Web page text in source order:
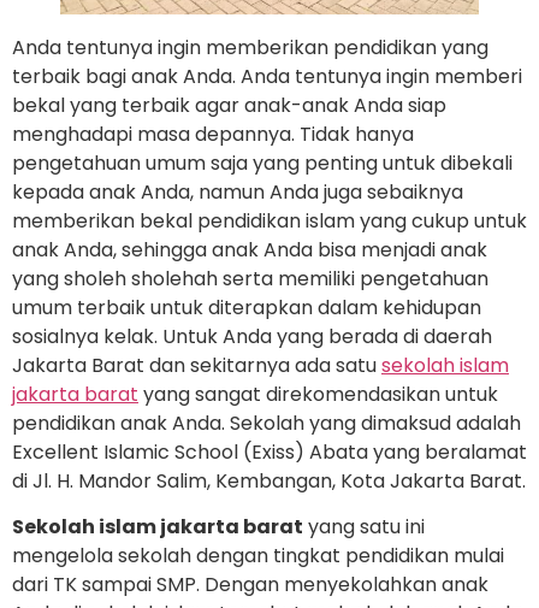
Anda tentunya ingin memberikan pendidikan yang
terbaik bagi anak Anda. Anda tentunya ingin memberi
bekal yang terbaik agar anak-anak Anda siap
menghadapi masa depannya. Tidak hanya
pengetahuan umum saja yang penting untuk dibekali
kepada anak Anda, namun Anda juga sebaiknya
memberikan bekal pendidikan islam yang cukup untuk
anak Anda, sehingga anak Anda bisa menjadi anak
yang sholeh sholehah serta memiliki pengetahuan
umum terbaik untuk diterapkan dalam kehidupan
sosialnya kelak. Untuk Anda yang berada di daerah
Jakarta Barat dan sekitarnya ada satusekolah islam
jakarta barat yang sangat direkomendasikan untuk
pendidikan anak Anda. Sekolah yang dimaksud adalah
Excellent Islamic School (Exiss) Abata yang beralamat
di Jl. H. Mandor Salim, Kembangan, Kota Jakarta Barat.
Sekolah islam jakarta barat yang satu ini
mengelola sekolah dengan tingkat pendidikan mulai
dari TK sampai SMP. Dengan menyekolahkan anak